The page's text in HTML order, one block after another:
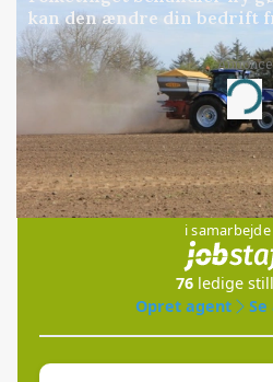
kan den ændre din bedrift
Annonce
Loading...
i
76 ledige
Opret agent